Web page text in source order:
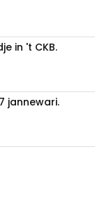
in 't CKB.
jannewari.